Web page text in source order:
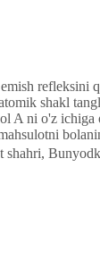
emish refleksini
shakl
A ni o'z ichiga
shahri,